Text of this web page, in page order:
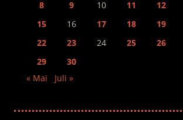
8
9 10 11 12
15
16 17 18 19
22
23 24 25 26
29
30
« Mai
Juli »